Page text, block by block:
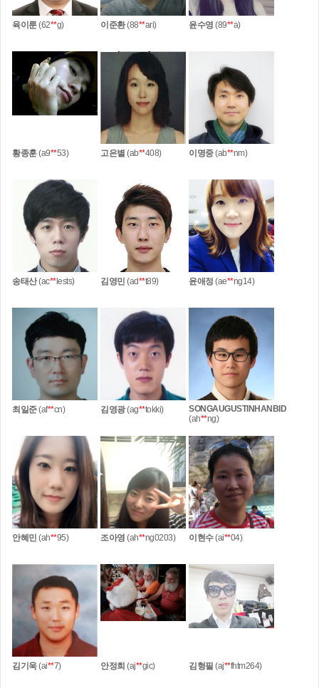
육이룬(62**g) 이준환(88**ari) 윤수영 (89**a)
황종훈(a9**53) 고은별 (ab**408) 이명중(ab**nm)
송태산(ac**lests) 김영민 (ad**t89) 윤애정 (ae**ng14)
최일준(af**cn) 김영광(ag**tokki)
SONGAUGUSTINHANBID
(ah**ng)
안혜민 (ah**95) 조아영 (ah**ng0203) 이현수(ai**04)
김기욱(ai**7) 안정희 (aj**gic) 김형필 (aj**fhtm264)